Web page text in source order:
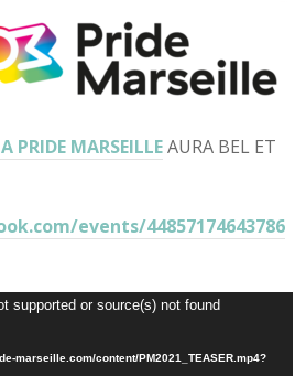
PRIDE MARSEILLEAURA BEL ET
events/44857174643786
supported or source(s) not found
marseille.com/content/PM2021_TEASER.mp4?